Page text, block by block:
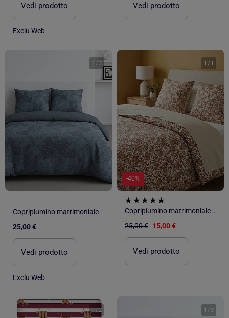
Vedi prodotto
Exclu Web
Vedi prodotto
1 /3
Copripiumino matrimoniale
25,00 €
Vedi prodotto
Exclu Web
1 / 1
-40%
Copripiumino matrimoniale 240 x 220cm in cotone - Kiabi Home
25,00 € 15,00 €
Vedi prodotto
1/2 1 / 3